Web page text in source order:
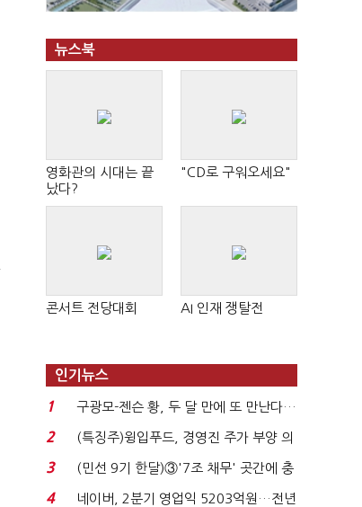
뉴스북
영화관의 시대는 끝
났다?
"CD로 구워오세요"
콘서트 전당대회 AI 인재 쟁탈전
인기뉴스
1
구광모-젠슨 황, 두 달 만에 또 만난다…
로봇·AI 등 논...
2
(특징주)윙입푸드, 경영진 주가 부양 의
지에 상한가...
3
(민선 9기 한달)③'7조 채무' 곳간에 충
격…추미애, 20년...
4
네이버, 2분기 영업익 5203억원…전년